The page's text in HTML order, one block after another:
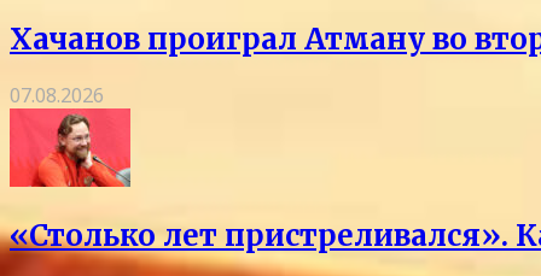
Хачанов проиграл Атману во
07.08.2026
«Столько лет